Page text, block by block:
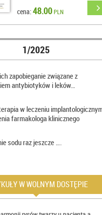
cena:48.00PLN
1/2025
zapobieganie związane z
antybiotyków i leków…
w leczeniu
farmakologa klinicznego
sodu raz jeszcze ….
W WOLNYM DOSTĘPIE